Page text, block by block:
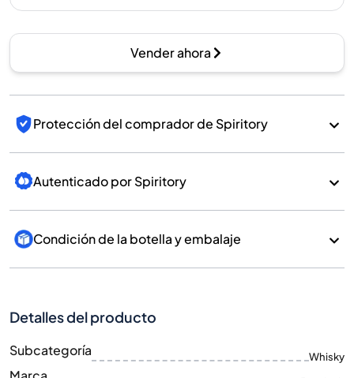
Vender ahora
Protección del comprador de Spiritory
Autenticado por Spiritory
Condición de la botella y embalaje
Detalles del producto
Subcategoría Whisky